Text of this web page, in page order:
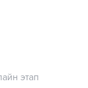
этап